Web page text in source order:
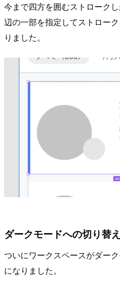
今まで四方を囲むストローク
辺の一部を指定してストロー
りました。
ダークモードへの切り替
ついにワークスペースがダー
になりました。